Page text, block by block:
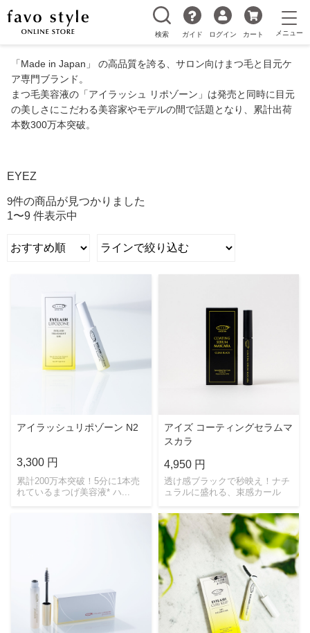
検索 ガイド ログイン カート
「Made in Japan」 の高品質を誇る、サロン向けまつ毛と目元ケ
ア専門ブランド。
まつ毛美容液の「アイラッシュ リポゾーン」は発売と同時に目元
の美しさにこだわる美容家やモデルの間で話題となり、累計出荷
本数300万本突破。
EYEZ
9件の商品が見つかりました
1〜9 件表示中
アイラッシュリポゾーン N2
3,300 円
累計200万本突破！5分に1本売
れているまつげ美容液* ハ...
アイズ コーティングセラムマ
スカラ
4,950 円
透け感ブラックで秒映え！ナチ
ュラルに盛れる、束感カール